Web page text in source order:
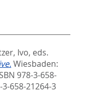
Ivo, eds.
Wiesbaden:
978-3-658-
658-21264-3